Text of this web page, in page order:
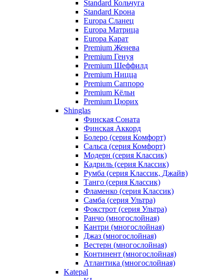
Standard Кольчуга
Standard Крона
Europa Сланец
Europa Матрица
Europa Карат
Premium Женева
Premium Генуя
Premium Шеффилд
Premium Ницца
Premium Саппоро
Premium Кёльн
Premium Цюрих
Shinglas
Финская Соната
Финская Аккорд
Болеро (серия Комфорт)
Сальса (серия Комфорт)
Модерн (серия Классик)
Кадриль (серия Классик)
Румба (серия Классик, Джайв)
Танго (серия Классик)
Фламенко (серия Классик)
Самба (серия Ультра)
Фокстрот (серия Ультра)
Ранчо (многослойная)
Кантри (многослойная)
Джаз (многослойная)
Вестерн (многослойная)
Континент (многослойная)
Атлантика (многослойная)
Katepal